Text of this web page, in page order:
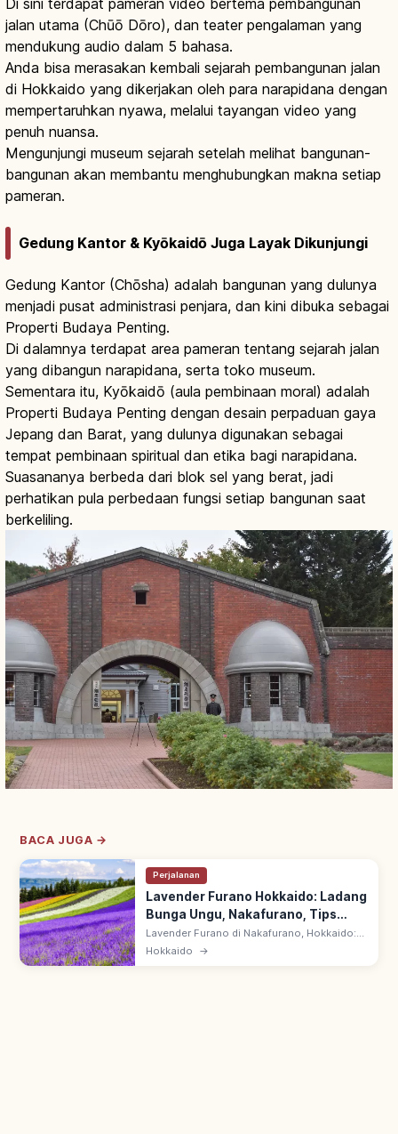
Di sini terdapat pameran video bertema pembangunan
jalan utama (Chūō Dōro), dan teater pengalaman yang
mendukung audio dalam 5 bahasa.
Anda bisa merasakan kembali sejarah pembangunan jalan
di Hokkaido yang dikerjakan oleh para narapidana dengan
mempertaruhkan nyawa, melalui tayangan video yang
penuh nuansa.
Mengunjungi museum sejarah setelah melihat bangunan-
bangunan akan membantu menghubungkan makna setiap
pameran.
Gedung Kantor & Kyōkaidō Juga Layak Dikunjungi
Gedung Kantor (Chōsha) adalah bangunan yang dulunya
menjadi pusat administrasi penjara, dan kini dibuka sebagai
Properti Budaya Penting.
Di dalamnya terdapat area pameran tentang sejarah jalan
yang dibangun narapidana, serta toko museum.
Sementara itu, Kyōkaidō (aula pembinaan moral) adalah
Properti Budaya Penting dengan desain perpaduan gaya
Jepang dan Barat, yang dulunya digunakan sebagai
tempat pembinaan spiritual dan etika bagi narapidana.
Suasananya berbeda dari blok sel yang berat, jadi
perhatikan pula perbedaan fungsi setiap bangunan saat
berkeliling.
BACA JUGA →
Perjalanan
Lavender Furano Hokkaido: Ladang
Bunga Ungu, Nakafurano, Tips
Berkunjung
Lavender Furano di Nakafurano, Hokkaido:
hamparan bunga ungu cerah destinasi
Hokkaido →